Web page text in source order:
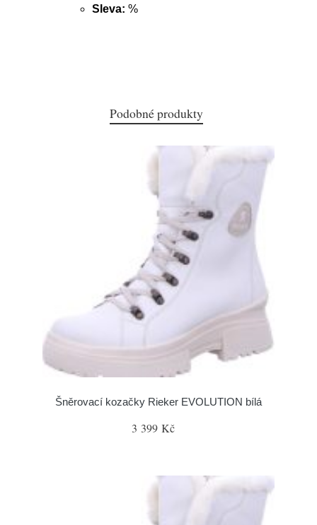
Sleva: %
Podobné produkty
Šněrovací kozačky Rieker EVOLUTION bílá
3 399 Kč